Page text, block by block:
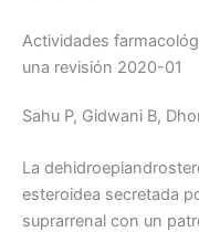
Actividades
una revisión 2020-01
Sahu P, Gidwani B,
La
esteroidea secretada
suprarrenal con un